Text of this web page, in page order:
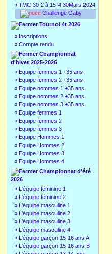
¤ TMC 30-2 à 15-4 30Mars 2024
Challenge Gaby
Tournoi 4t 2026
¤ Inscriptions
¤ Compte rendu
Championnat
d'hiver 2025-2026
¤ Equipe femmes 1 +35 ans
¤ Equipe femmes 2 +35 ans
¤ Equipe hommes 1 +35 ans
¤ Equipe hommes 2 +35 ans
¤ Equipe hommes 3 +35 ans
¤ Equipe femmes 1
¤ Equipe femmes 2
¤ Equipe femmes 3
¤ Equipe Hommes 1
¤ Equipe Hommes 2
¤ Equipe Hommes 3
¤ Equipe Hommes 4
Championnat d'été
2026
¤ L'équipe féminine 1
¤ L'équipe féminine 2
¤ L'équipe masculine 1
¤ L'équipe masculine 2
¤ L'équipe masculine 3
¤ L'équipe masculine 4
¤ L'équipe garçon 15-16 ans A
¤ L'équipe garçon 15-16 ans B